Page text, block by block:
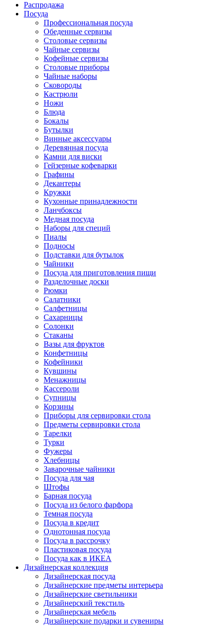
Распродажа
Посуда
Профессиональная посуда
Обеденные сервизы
Столовые сервизы
Чайные сервизы
Кофейные сервизы
Столовые приборы
Чайные наборы
Сковороды
Кастрюли
Ножи
Блюда
Бокалы
Бутылки
Винные аксессуары
Деревянная посуда
Камни для виски
Гейзерные кофеварки
Графины
Декантеры
Кружки
Кухонные принадлежности
Ланчбоксы
Медная посуда
Наборы для специй
Пиалы
Подносы
Подставки для бутылок
Чайники
Посуда для приготовления пищи
Разделочные доски
Рюмки
Салатники
Салфетницы
Сахарницы
Солонки
Стаканы
Вазы для фруктов
Конфетницы
Кофейники
Кувшины
Менажницы
Кассероли
Супницы
Корзины
Приборы для сервировки стола
Предметы сервировки стола
Тарелки
Турки
Фужеры
Хлебницы
Заварочные чайники
Посуда для чая
Штофы
Барная посуда
Посуда из белого фарфора
Темная посуда
Посуда в кредит
Однотонная посуда
Посуда в рассрочку
Пластиковая посуда
Посуда как в ИКЕА
Дизайнерская коллекция
Дизайнерская посуда
Дизайнерские предметы интерьера
Дизайнерские светильники
Дизайнерский текстиль
Дизайнерская мебель
Дизайнерские подарки и сувениры